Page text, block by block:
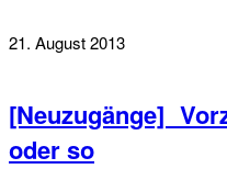
21. August 2013
[Neuzugänge]
oder so